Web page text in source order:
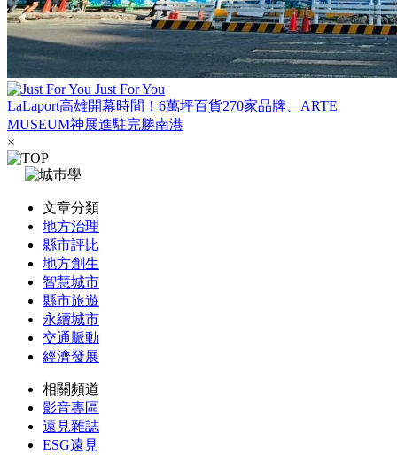
Just For You
LaLaport高雄開幕時間！6萬坪百貨270家品牌、ARTE
MUSEUM神展進駐完勝南港
×
文章分類
地方治理
縣市評比
地方創生
智慧城市
縣市旅遊
永續城市
交通脈動
經濟發展
相關頻道
影音專區
遠見雜誌
ESG遠見